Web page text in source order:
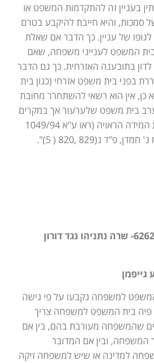
בעניין זה להתקדמות המשפט או
סמכות, והיא חייבת להיקבע בטרם
של עניין. כך הדבר אם שאלת
המשפט לענייני משפחה, שאם
לדון בתובענה האזרחית. כך גם הדבר
בפני בית משפט אזרחי (כגון בית
אין הוא רשאי להשתחרר מחובת
בית משפט שלערעור אך במקרים
של חריגה קיצונית מאמת המידה הראויה (ראו ע"א 1049/94
תמ"ש (תל-אביב) 62620/97- שרה נתניהו נגד דורון
למשפחה נקבעו על פי גישה
בית המשפט למשפחה צריך
שהמשפחה מעורבת בהם, בין אם
המשפחה, ובין אם המדובר
למדינה או שיש למשפחה זיקה